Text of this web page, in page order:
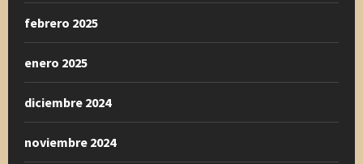
febrero 2025
enero 2025
diciembre 2024
noviembre 2024